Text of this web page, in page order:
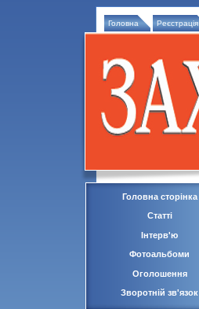
Головна Реєстрація
Головна сторінка
Статті
Інтерв'ю
Фотоальбоми
Оголошення
Зворотній зв'язок